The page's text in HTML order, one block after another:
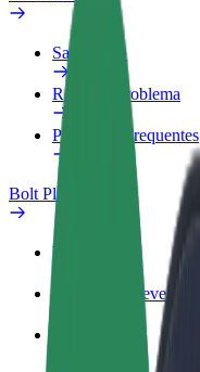
Safety Lab
Reportar problema
Perguntas Frequentes
Bolt Plus
Vantagens
Como subscrever